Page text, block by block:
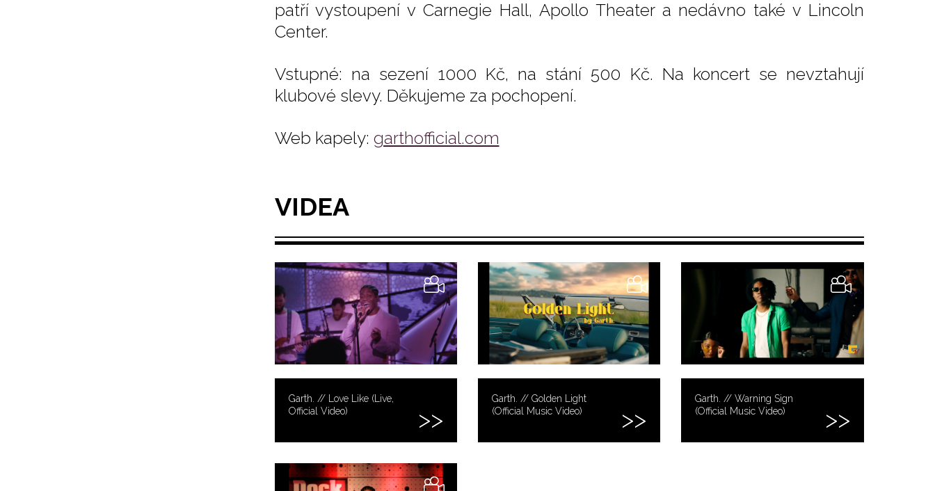
patří vystoupení v Carnegie Hall, Apollo Theater a nedávno také v Lincoln
Center.
Vstupné: na sezení 1000 Kč, na stání 500 Kč. Na koncert se nevztahují
klubové slevy. Děkujeme za pochopení.
Web kapely: garthofficial.com
VIDEA
Garth. // Love Like (Live,
Official Video)
Garth. // Golden Light
(Official Music Video)
Garth. // Warning Sign
(Official Music Video)